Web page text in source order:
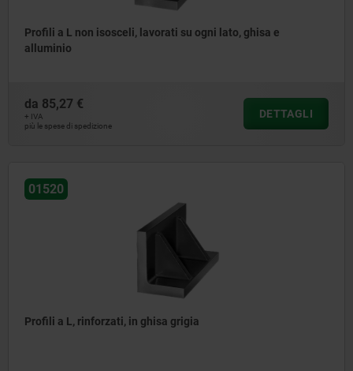
Profili a L non isosceli, lavorati su ogni lato, ghisa e
alluminio
da 85,27 €
+ IVA
più le spese di spedizione
DETTAGLI
01520
Profili a L, rinforzati, in ghisa grigia